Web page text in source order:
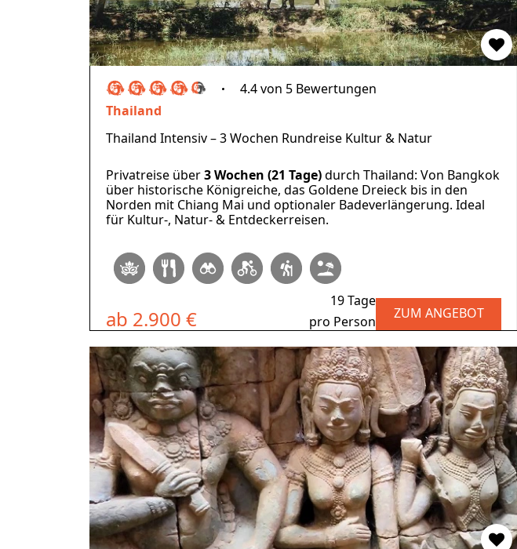
4.4 von 5 Bewertungen
Thailand
Thailand Intensiv – 3 Wochen Rundreise Kultur & Natur
Privatreise über3 Wochen (21 Tage)durch Thailand: Von Bangkok
über historische Königreiche, das Goldene Dreieck bis in den
Norden mit Chiang Mai und optionaler Badeverlängerung. Ideal
für Kultur-, Natur- & Entdeckerreisen.
19 Tage
ab 2.900 € pro Person ZUM ANGEBOT